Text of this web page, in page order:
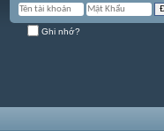
Ghi nhớ?